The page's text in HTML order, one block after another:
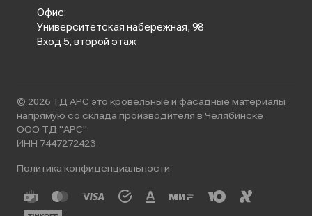
Офис:
Университетская набережная, 98
Вход 5, второй этаж
© 2026 ТД АРС это кровельные и фасадные материалы
напрямую со склада производителя в Челябинске
ООО ТД "АРС"
ИНН 7447272423
Политика конфиденциальности